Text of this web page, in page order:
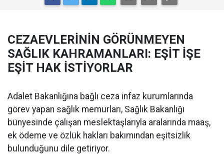
CEZAEVLERİNİN GÖRÜNMEYEN
SAĞLIK KAHRAMANLARI: EŞİT İŞE
EŞİT HAK İSTİYORLAR
Adalet Bakanlığına bağlı ceza infaz kurumlarında
görev yapan sağlık memurları, Sağlık Bakanlığı
bünyesinde çalışan meslektaşlarıyla aralarında maaş,
ek ödeme ve özlük hakları bakımından eşitsizlik
bulunduğunu dile getiriyor.